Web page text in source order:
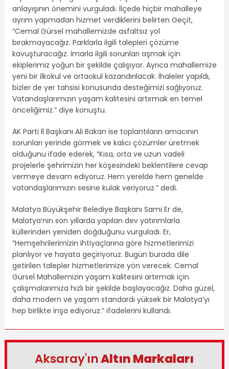
anlayışının önemini vurguladı. İlçede hiçbir mahalleye
ayrım yapmadan hizmet verdiklerini belirten Geçit,
“Cemal Gürsel mahallemizde asfaltsız yol
bırakmayacağız. Parklarla ilgili talepleri çözüme
kavuşturacağız. İmarla ilgili sorunları aşmak için
ekiplerimiz yoğun bir şekilde çalışıyor. Ayrıca mahallemize
yeni bir ilkokul ve ortaokul kazandırılacak. İhaleler yapıldı,
bizler de yer tahsisi konusunda desteğimizi sağlıyoruz.
Vatandaşlarımızın yaşam kalitesini artırmak en temel
önceliğimiz.” diye konuştu.
AK Parti İl Başkanı Ali Bakan ise toplantıların amacının
sorunları yerinde görmek ve kalıcı çözümler üretmek
olduğunu ifade ederek, “Kısa, orta ve uzun vadeli
projelerle şehrimizin her köşesindeki beklentilere cevap
vermeye devam ediyoruz. Hem yerelde hem genelde
vatandaşlarımızın sesine kulak veriyoruz.” dedi.
Malatya Büyükşehir Belediye Başkanı Sami Er de,
Malatya’nın son yıllarda yapılan dev yatırımlarla
küllerinden yeniden doğduğunu vurguladı. Er,
“Hemşehrilerimizin ihtiyaçlarına göre hizmetlerimizi
planlıyor ve hayata geçiriyoruz. Bugün burada dile
getirilen talepler hizmetlerimize yön verecek. Cemal
Gürsel Mahallemizin yaşam kalitesini artırmak için
çalışmalarımıza hızlı bir şekilde başlayacağız. Daha güzel,
daha modern ve yaşam standardı yüksek bir Malatya’yı
hep birlikte inşa ediyoruz.” ifadelerini kullandı.
Aksaray'ınAltın Markaları